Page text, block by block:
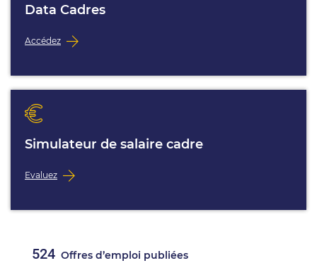
Data Cadres
Accédez
Simulateur de salaire cadre
Evaluez
524 Offres d’emploi publiées